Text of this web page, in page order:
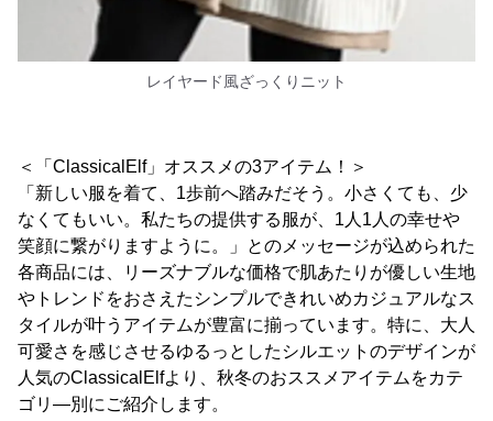
レイヤード風ざっくりニット
＜「ClassicalElf」オススメの3アイテム！＞
「新しい服を着て、1歩前へ踏みだそう。小さくても、少
なくてもいい。私たちの提供する服が、1人1人の幸せや
笑顔に繋がりますように。」とのメッセージが込められた
各商品には、リーズナブルな価格で肌あたりが優しい生地
やトレンドをおさえたシンプルできれいめカジュアルなス
タイルが叶うアイテムが豊富に揃っています。特に、大人
可愛さを感じさせるゆるっとしたシルエットのデザインが
人気のClassicalElfより、秋冬のおススメアイテムをカテ
ゴリ―別にご紹介します。